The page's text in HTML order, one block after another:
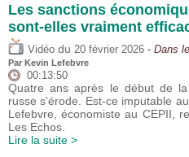
Les sanctions
sont-elles vraiment
Vidéo du 20 février 2026 - Dans
Par Kevin Lefebvre
00:13:50
Quatre ans après le début de
russe s'érode. Est-ce imputable
Lefebvre, économiste au CEPII,
Les Echos.
Lire la suite >